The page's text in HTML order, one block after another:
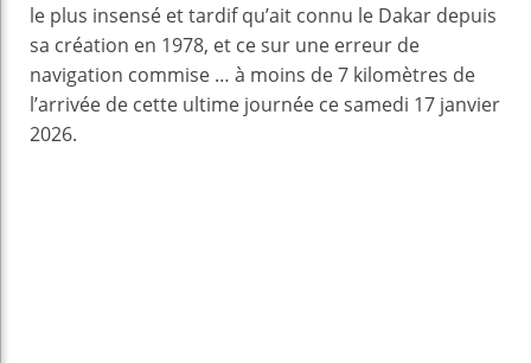
le plus insensé et tardif qu’ait connu le Dakar depuis
sa création en 1978, et ce sur une erreur de
navigation commise … à moins de 7 kilomètres de
l’arrivée de cette ultime journée ce samedi 17 janvier
2026.